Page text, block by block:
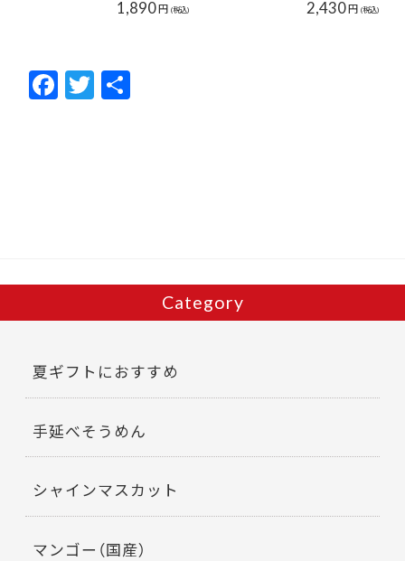
1,890円 (税込) 2,430円 (税込)
F
ac
T
w
Category
夏ギフトにおすすめ
手延べそうめん
シャインマスカット
マンゴー（国産）